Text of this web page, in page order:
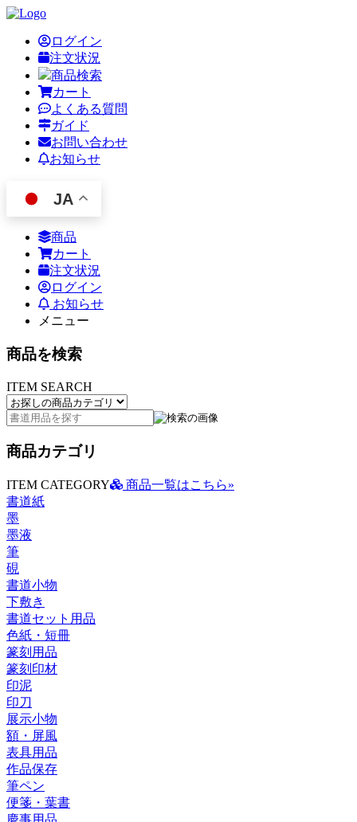
ログイン
注文状況
商品検索
カート
よくある質問
ガイド
お問い合わせ
お知らせ
JA
商品
カート
注文状況
ログイン
お知らせ
メニュー
商品を検索
ITEM SEARCH
商品カテゴリ
ITEM CATEGORY
商品一覧はこちら»
書道紙
墨
墨液
筆
硯
書道小物
下敷き
書道セット用品
色紙・短冊
篆刻用品
篆刻印材
印泥
印刀
展示小物
額・屏風
表具用品
作品保存
筆ペン
便箋・葉書
慶事用品